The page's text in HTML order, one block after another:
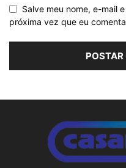
Salve meu nome, e-mail
próxima vez que eu